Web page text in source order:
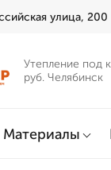
улица, 200
Утепление под
руб. Челябинск
Материалы